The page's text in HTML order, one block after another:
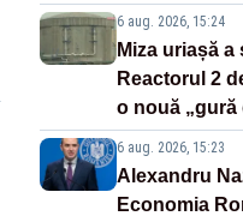
6 aug. 2026, 15:24
Miza uriașă
Reactorul 2
o nouă „gură
6 aug. 2026, 15:23
Alexandru
Economia